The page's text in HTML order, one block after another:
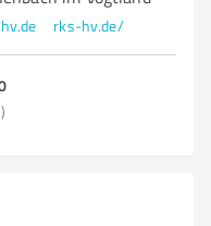
rks-hv.de/